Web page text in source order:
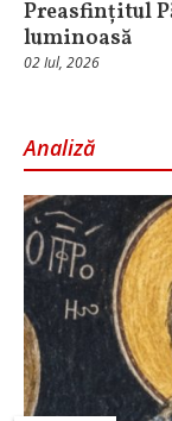
Preasfințitul
luminoasă
02 Iul, 2026
Analiză